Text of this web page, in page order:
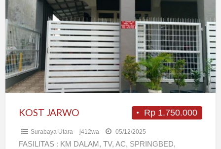
JARWO
Rp 1.750.000
KOST JARWO
Surabaya Utara j412wa 05/12/2025
FASILITAS : KM DALAM, TV, AC, SPRINGBED,